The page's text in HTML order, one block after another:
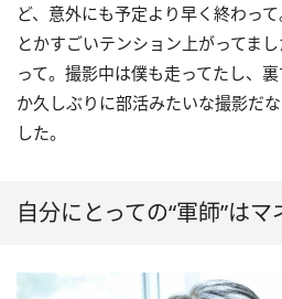
ど、意外にも予定より早く終わっ
とかすごいテンション上がってま
って。撮影中は僕も走ってたし、
か久しぶりに部活みたいな撮影だ
した。
自分にとっての“軍師”はマ